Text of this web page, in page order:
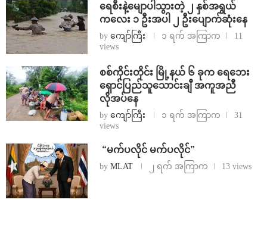
ရေစီးနဲ့မျောပါသွားတဲ့ ၂ နှစ်အရွယ်
ကလေး ၁ ဦးအပါ ၂ ဦးပျောက်ဆုံးနေ
by ကျော်ကြီး ၁ ရက် အကြာက
11
views
စစ်ကိုင်းတိုင်း မြို့နယ် ၆ ခုက ရေဘေး
ရှောင်ပြည်သူသောင်းချီ အကူအညီ
လိုအပ်နေ
by ကျော်ကြီး ၁ ရက် အကြာက
31
views
⁨ ⁨“မက်ပလိုင် မက်ပလိုင်”
by MLAT ၂ ရက် အကြာက 13 views